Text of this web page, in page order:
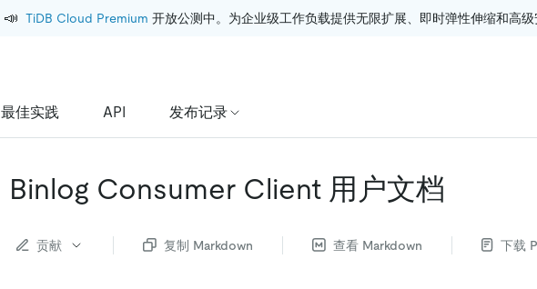
📣 TiDB Cloud Premium 开放公测中。为企业级工作负载提供无限扩展、即时弹性伸缩和高
最佳实践 API 发布记录
Binlog Consumer Client 用户文档
贡献 复制 Markdown 查看 Markdown 下载